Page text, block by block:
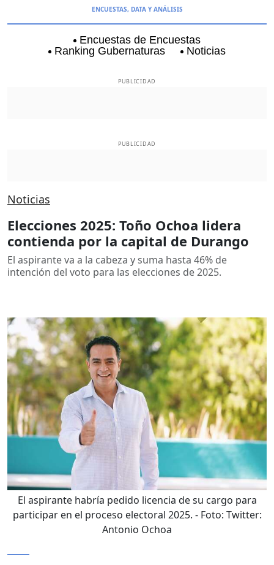
ENCUESTAS, DATA Y ANÁLISIS
Encuestas de Encuestas
Ranking Gubernaturas
Noticias
PUBLICIDAD
PUBLICIDAD
Noticias
Elecciones 2025: Toño Ochoa lidera
contienda por la capital de Durango
El aspirante va a la cabeza y suma hasta 46% de
intención del voto para las elecciones de 2025.
El aspirante habría pedido licencia de su cargo para
participar en el proceso electoral 2025. - Foto: Twitter:
Antonio Ochoa